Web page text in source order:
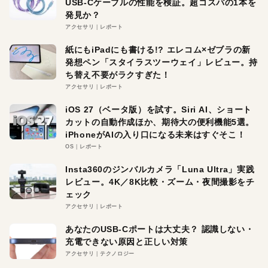
USB-Cケーブルの性能を検証。超コスパの1本を
発見か？
アクセサリ レポート
紙にもiPadにも書ける!? エレコム×ゼブラの新
発想ペン「スタイラスツーウェイ」レビュー。持
ち替え不要がラクすぎた！
アクセサリ レポート
iOS 27（ベータ版）を試す。Siri AI、ショート
カットの自動作成ほか、期待大の便利機能5選。
iPhoneがAIの入り口になる未来はすぐそこ！
OS レポート
Insta360のジンバルカメラ「Luna Ultra」実践
レビュー。4K／8K比較・ズーム・夜間撮影をチ
ェック
アクセサリ レポート
あなたのUSB-Cポートは大丈夫？ 認識しない・
充電できない原因と正しい対策
アクセサリ テクノロジー